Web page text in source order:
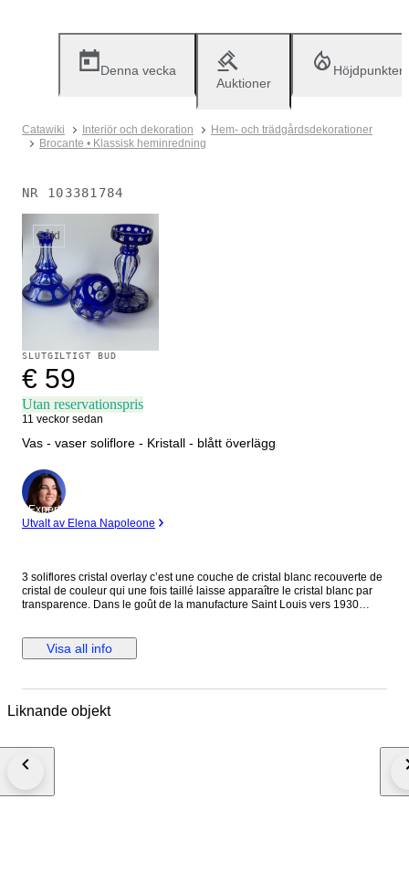
Denna vecka
Auktioner
Höjdpunkter
Catawiki Interiör och dekoration
Hem- och trädgårdsdekorationer
Brocante • Klassisk heminredning
NR 103381784
Såld
SLUTGILTIGT BUD
€ 59
Utan reservationspris
11 veckor sedan
Vas - vaser soliflore - Kristall - blått överlägg
Expert
Utvalt av Elena Napoleone
3 soliflores cristal overlay c’est une couche de cristal blanc recouverte de
cristal de couleur qui une fois taillé laisse apparaître le cristal blanc par
transparence. Dans le goût de la manufacture Saint Louis vers 1930
aucun éclat Diamètre à la base : 11.5 cm Hauteur : 16 cm à la base
évasée en cristal overlay de couleur bleu Très joli modèle laissant
tour intérieur du col Diamètre à la base : 10 cm Hauteur : 14 cm de forme
apparaître un riche décor de cupules Très bon état, aucun éclat Ø : 7 cm
Visa all info
Liknande objekt